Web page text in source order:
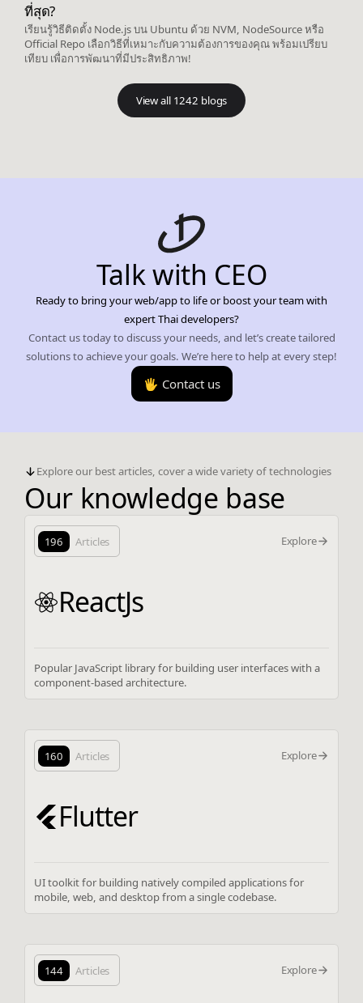
ที่สุด?
เรียนรู้วิธีติดตั้ง Node.js บน Ubuntu ด้วย NVM, NodeSource หรือ
Official Repo เลือกวิธีที่เหมาะกับความต้องการของคุณ พร้อมเปรียบ
เทียบ เพื่อการพัฒนาที่มีประสิทธิภาพ!
View all 1242 blogs
Talk with CEO
Ready to bring your web/app to life or boost your team with
expert Thai developers?
Contact us today to discuss your needs, and let’s create tailored
solutions to achieve your goals. We’re here to help at every step!
🖐️ Contact us
Explore our best articles, cover a wide variety of technologies
Our knowledge base
196 Articles Explore
ReactJs
Popular JavaScript library for building user interfaces with a
component-based architecture.
160 Articles Explore
Flutter
UI toolkit for building natively compiled applications for
mobile, web, and desktop from a single codebase.
144 Articles Explore